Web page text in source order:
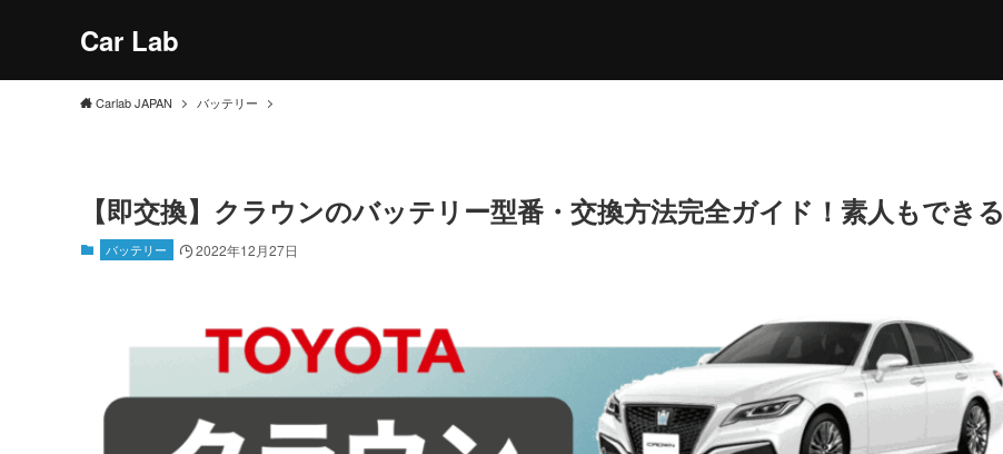
Car Lab
Carlab JAPAN バッテリー
【即交換】クラウンのバッテリー型番・交換方法完全ガイド！素人もできる
バッテリー 2022年12月27日